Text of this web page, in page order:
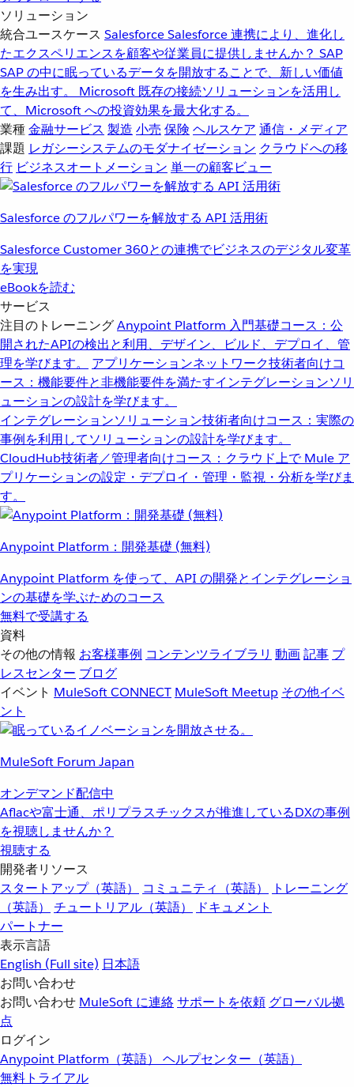
ソリューション
統合ユースケース SalesforceSalesforce 連携により、進化し
たエクスペリエンスを顧客や従業員に提供しませんか？ SAP
SAP の中に眠っているデータを開放することで、新しい価値
を生み出す。
Microsoft 既存の接続ソリューションを活用し
て、Microsoft への投資効果を最大化する。
業種金融サービス 製造 小売 保険 ヘルスケア 通信・メディア
課題 レガシーシステムのモダナイゼーション クラウドへの移
行 ビジネスオートメーション 単一の顧客ビュー
Salesforce のフルパワーを解放する API 活用術
Salesforce Customer 360との連携でビジネスのデジタル変革
を実現
eBookを読む
サービス
注目のトレーニングAnypoint Platform 入門基礎コース：公
開されたAPIの検出と利用、デザイン、ビルド、デプロイ、管
理を学びます。
アプリケーションネットワーク技術者向けコ
ース：機能要件と非機能要件を満たすインテグレーションソリ
ューションの設計を学びます。
インテグレーションソリューション技術者向けコース：実際の
事例を利用してソリューションの設計を学びます。
CloudHub技術者／管理者向けコース：クラウド上で Mule ア
プリケーションの設定・デプロイ・管理・監視・分析を学びま
す。
Anypoint Platform：開発基礎 (無料)
Anypoint Platform を使って、API の開発とインテグレーショ
ンの基礎を学ぶためのコース
無料で受講する
資料
その他の情報 お客様事例 コンテンツライブラリ 動画記事 プ
レスセンター ブログ
イベント MuleSoft CONNECT MuleSoft Meetup その他イベ
ント
MuleSoft Forum Japan
オンデマンド配信中
Aflacや富士通、ポリプラスチックスが推進しているDXの事例
を視聴しませんか？
視聴する
開発者リソース
スタートアップ（英語）
コミュニティ（英語）
トレーニング
（英語）
チュートリアル（英語）
ドキュメント
パートナー
表示言語
English (Full site) 日本語
お問い合わせ
お問い合わせ MuleSoft に連絡サポートを依頼 グローバル拠
点
ログイン
Anypoint Platform（英語） ヘルプセンター（英語）
無料トライアル